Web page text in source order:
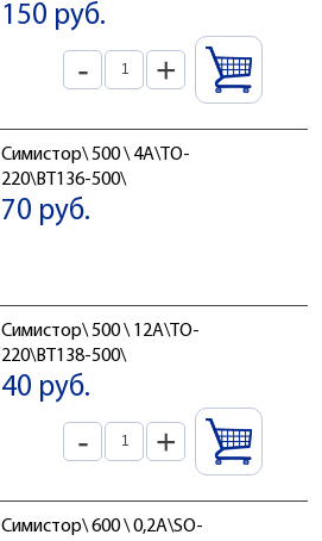
150 руб.
- +
Симистор\ 500 \ 4А\TO-
220\BT136-500\
70 руб.
Симистор\ 500 \ 12А\TO-
220\BT138-500\
40 руб.
- +
Симистор\ 600 \ 0,2А\SO-